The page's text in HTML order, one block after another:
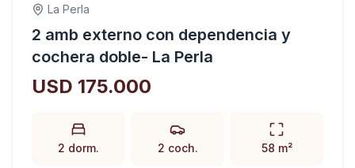
La Perla
2 amb externo con dependencia y
cochera doble- La Perla
USD 175.000
2 dorm. 2 coch. 58 m²